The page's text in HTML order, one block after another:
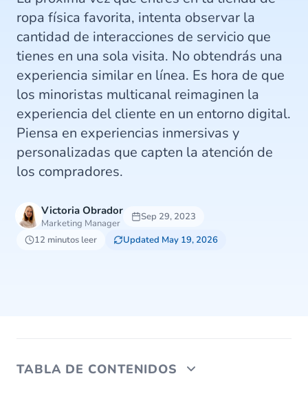
ropa física favorita, intenta observar la
cantidad de interacciones de servicio que
tienes en una sola visita. No obtendrás una
experiencia similar en línea. Es hora de que
los minoristas multicanal reimaginen la
experiencia del cliente en un entorno digital.
Piensa en experiencias inmersivas y
personalizadas que capten la atención de
los compradores.
Victoria Obrador
Marketing Manager
Sep 29, 2023
12 minutos leer
Updated May 19, 2026
TABLA DE CONTENIDOS